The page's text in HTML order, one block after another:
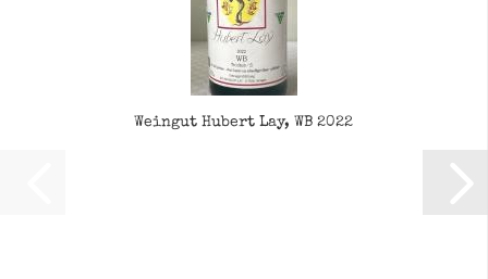
Weingut Hubert Lay, WB 2022